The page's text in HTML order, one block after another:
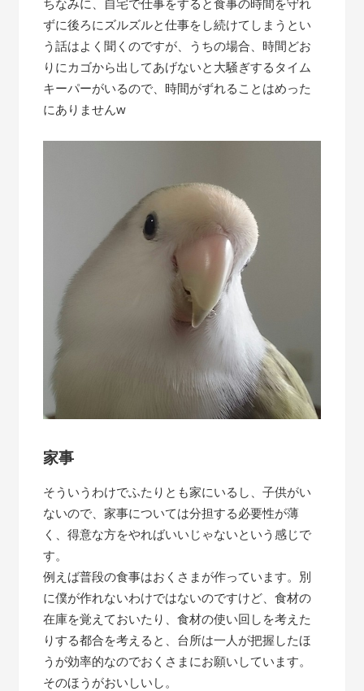
ちなみに、自宅で仕事をすると食事の時間を守れ
ずに後ろにズルズルと仕事をし続けてしまうとい
う話はよく聞くのですが、うちの場合、時間どお
りにカゴから出してあげないと大騒ぎするタイム
キーパーがいるので、時間がずれることはめった
にありませんw
家事
そういうわけでふたりとも家にいるし、子供がい
ないので、家事については分担する必要性が薄
く、得意な方をやればいいじゃないという感じで
す。
例えば普段の食事はおくさまが作っています。別
に僕が作れないわけではないのですけど、食材の
在庫を覚えておいたり、食材の使い回しを考えた
りする都合を考えると、台所は一人が把握したほ
うが効率的なのでおくさまにお願いしています。
そのほうがおいしいし。